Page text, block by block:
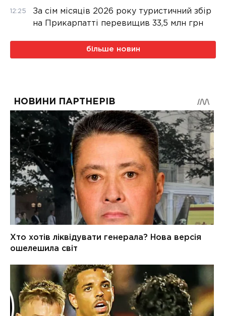
12:25
За сім місяців 2026 року туристичний збір
на Прикарпатті перевищив 33,5 млн грн
більше новин